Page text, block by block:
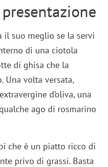
il suo meglio se la servi
di una ciotola
di ghisa che la
Una volta versata,
d’oliva, una
ago di rosmarino
che è un piatto ricco di
privo di grassi. Basta